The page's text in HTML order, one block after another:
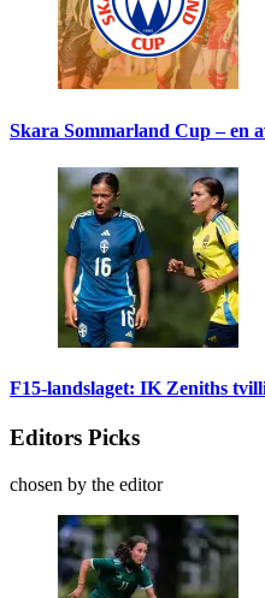
Skara Sommarland Cup – en
F15-landslaget: IK Zeniths
Editors Picks
chosen by the editor